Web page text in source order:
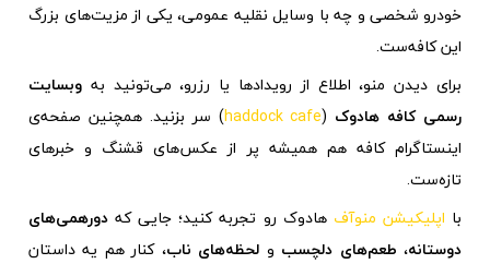
خودرو شخصی و چه با وسایل نقلیه عمومی، یکی از مزیت‌های بزرگ
این کافه‌ست.
برای دیدن منو، اطلاع از رویدادها یا رزرو، می‌تونید به وبسایت
رسمی کافه هادوک (
haddock cafe) سر بزنید. همچنین صفحه‌ی
اینستاگرام کافه هم همیشه پر از عکس‌های قشنگ و خبرهای
تازه‌ست.
با اپلیکیشن منوآف هادوک رو تجربه کنید؛ جایی که دورهمی‌های
دوستانه، طعم‌های دلچسب و لحظه‌های ناب، کنار هم یه داستان